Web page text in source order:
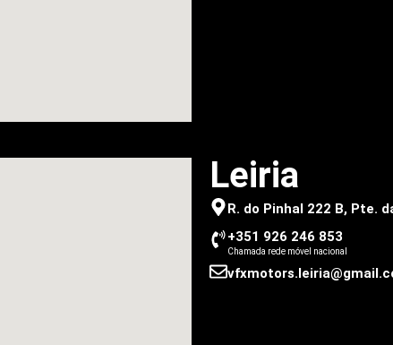
Leiria
R. do Pinhal 222 B, Pte.
+351 926 246 853
Chamada rede móvel nacional